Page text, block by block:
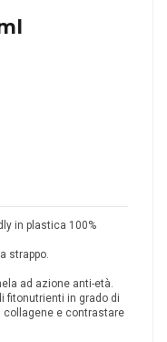
in plastica 100%
strappo.
ad azione anti-età.
fitonutrienti in grado di
collagene e contrastare